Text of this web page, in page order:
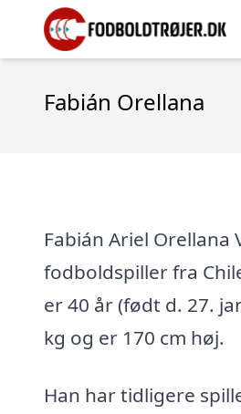
Fabián Orellana
Fabián Ariel Orellana
fodboldspiller fra
er 40 år (født d. 27.
kg og er 170 cm høj.
Han har tidligere